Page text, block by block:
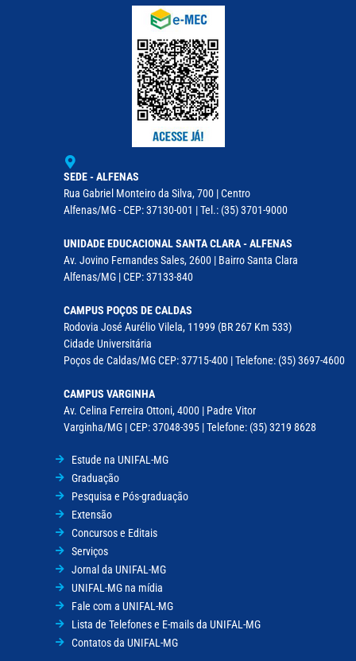
SEDE - ALFENAS
Rua Gabriel Monteiro da Silva, 700 | Centro
Alfenas/MG - CEP: 37130-001 | Tel.: (35) 3701-9000
UNIDADE EDUCACIONAL SANTA CLARA - ALFENAS
Av. Jovino Fernandes Sales, 2600 | Bairro Santa Clara
Alfenas/MG | CEP: 37133-840
CAMPUS POÇOS DE CALDAS
Rodovia José Aurélio Vilela, 11999 (BR 267 Km 533)
Cidade Universitária
Poços de Caldas/MG CEP: 37715-400 | Telefone: (35) 3697-4600
CAMPUS VARGINHA
Av. Celina Ferreira Ottoni, 4000 | Padre Vitor
Varginha/MG | CEP: 37048-395 | Telefone: (35) 3219 8628
Estude na UNIFAL-MG
Graduação
Pesquisa e Pós-graduação
Extensão
Concursos e Editais
Serviços
Jornal da UNIFAL-MG
UNIFAL-MG na mídia
Fale com a UNIFAL-MG
Lista de Telefones e E-mails da UNIFAL-MG
Contatos da UNIFAL-MG